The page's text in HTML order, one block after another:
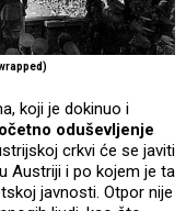
koji je dokinuo i
oduševljenje
crkvi će se javiti
Austriji i po kojem je ta
javnosti. Otpor nije